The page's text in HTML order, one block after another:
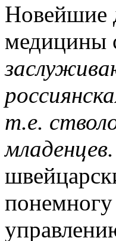
Новейшие
медицины
т.е.